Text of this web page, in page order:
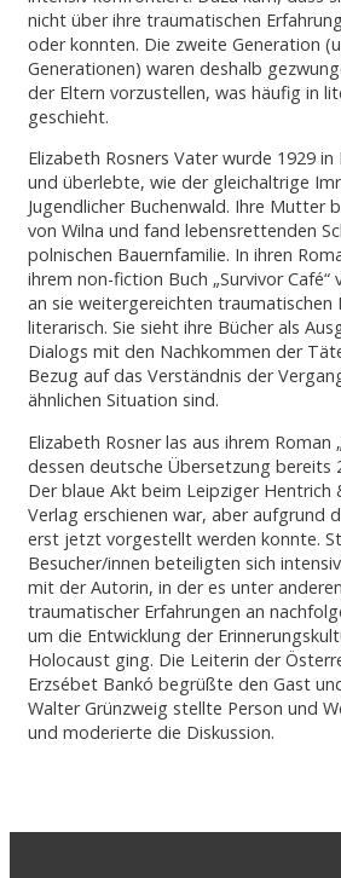
nicht über ihre traumatischen
oder konnten. Die zweite Generation
Generationen) waren deshalb
der Eltern vorzustellen, was häufig in
geschieht.
Elizabeth Rosners Vater wurde 1929
und überlebte, wie der gleichaltrige
Jugendlicher Buchenwald. Ihre Mutter
von Wilna und fand lebensrettenden
polnischen Bauernfamilie. In ihren
ihrem non-fiction Buch „Survivor
an sie weitergereichten traumatischen
literarisch. Sie sieht ihre Bücher als
Dialogs mit den Nachkommen der
Bezug auf das Verständnis der
ähnlichen Situation sind.
Elizabeth Rosner las aus ihrem Roman
dessen deutsche Übersetzung bereits
Der blaue Akt beim Leipziger Hentrich
Verlag erschienen war, aber aufgrund
erst jetzt vorgestellt werden konnte.
Besucher/innen beteiligten sich
mit der Autorin, in der es unter
traumatischer Erfahrungen an
um die Entwicklung der
Holocaust ging. Die Leiterin der
Erzsébet Bankó begrüßte den Gast
Walter Grünzweig stellte Person und
und moderierte die Diskussion.